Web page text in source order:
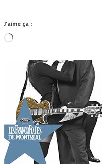
J’aime ça :
Chargement…